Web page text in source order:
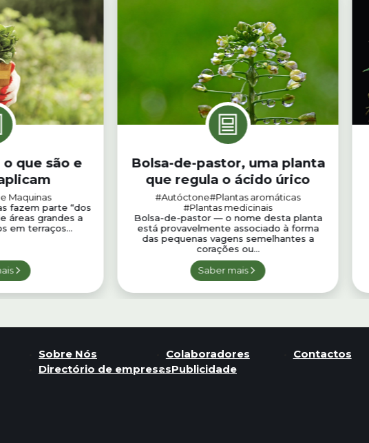
que são e
Maquinas
fazem parte “dos
áreas grandes a
em terraços...
Bolsa-de-pastor, uma planta
que regula o ácido úrico
#Autóctone#Plantas aromáticas
#Plantas medicinais
Bolsa-de-pastor — o nome desta planta
está provavelmente associado à forma
das pequenas vagens semelhantes a
corações ou...
Saber mais
Sobre Nós Colaboradores
Contactos
Directório de empresasPublicidade